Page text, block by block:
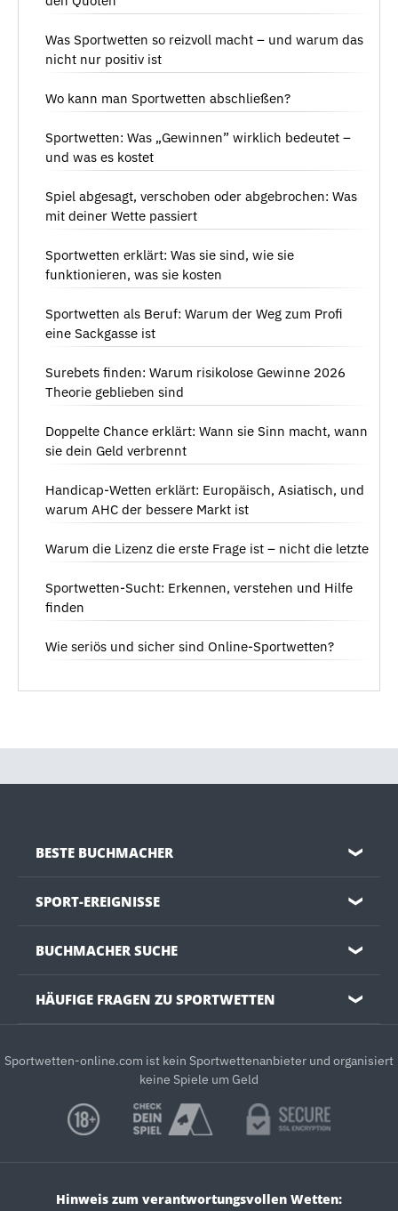
Was Sportwetten so reizvoll macht – und warum das
nicht nur positiv ist
Wo kann man Sportwetten abschließen?
Sportwetten: Was „Gewinnen” wirklich bedeutet –
und was es kostet
Spiel abgesagt, verschoben oder abgebrochen: Was
mit deiner Wette passiert
Sportwetten erklärt: Was sie sind, wie sie
funktionieren, was sie kosten
Sportwetten als Beruf: Warum der Weg zum Profi
eine Sackgasse ist
Surebets finden: Warum risikolose Gewinne 2026
Theorie geblieben sind
Doppelte Chance erklärt: Wann sie Sinn macht, wann
sie dein Geld verbrennt
Handicap-Wetten erklärt: Europäisch, Asiatisch, und
warum AHC der bessere Markt ist
Warum die Lizenz die erste Frage ist – nicht die letzte
Sportwetten-Sucht: Erkennen, verstehen und Hilfe
finden
Wie seriös und sicher sind Online-Sportwetten?
BESTE BUCHMACHER ❯
SPORT-EREIGNISSE ❯
BUCHMACHER SUCHE ❯
HÄUFIGE FRAGEN ZU SPORTWETTEN ❯
Sportwetten-online.com ist kein Sportwettenanbieter und organisiert
keine Spiele um Geld
Hinweis zum verantwortungsvollen Wetten: